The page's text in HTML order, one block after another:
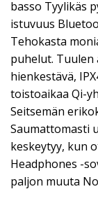
basso Tyylikäs
istuvuus
Tehokasta
puhelut. Tuulen
hienkestävä,
toistoaikaa Qi-
Seitsemän
Saumattomasti
keskeytyy, kun
Headphones -
paljon muuta